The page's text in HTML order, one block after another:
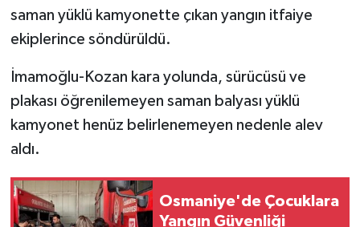
saman yüklü kamyonette çıkan yangın itfaiye
ekiplerince söndürüldü.
İmamoğlu-Kozan kara yolunda, sürücüsü ve
plakası öğrenilemeyen saman balyası yüklü
kamyonet henüz belirlenemeyen nedenle alev
aldı.
Osmaniye'de Çocuklara
Yangın Güvenliği